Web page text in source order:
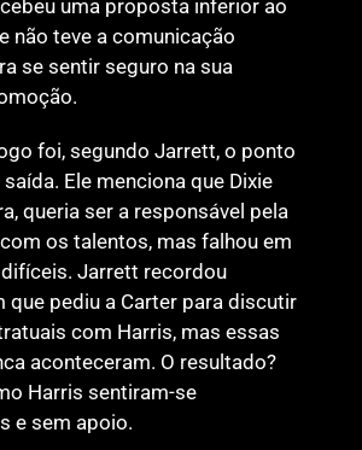
uma proposta inferior ao
não teve a comunicação
se sentir seguro na sua
foi, segundo Jarrett, o ponto
Ele menciona que Dixie
queria ser a responsável pela
os talentos, mas falhou em
Jarrett recordou
que pediu a Carter para discutir
com Harris, mas essas
aconteceram. O resultado?
Harris sentiram-se
e sem apoio.